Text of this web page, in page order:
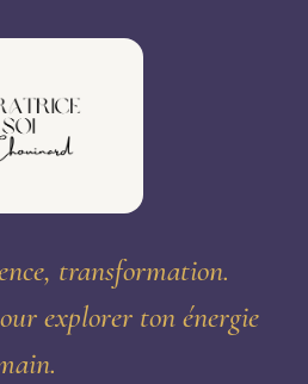
transformation.
explorer ton énergie